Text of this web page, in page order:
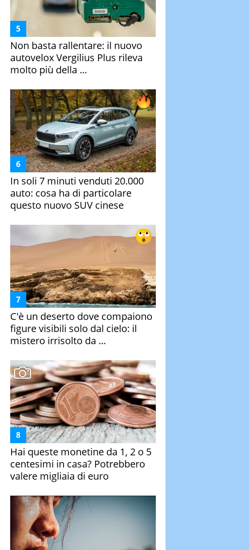
Non basta rallentare: il nuovo
autovelox Vergilius Plus rileva
molto più della ...
In soli 7 minuti venduti 20.000
auto: cosa ha di particolare
questo nuovo SUV cinese
C'è un deserto dove compaiono
figure visibili solo dal cielo: il
mistero irrisolto da ...
Hai queste monetine da 1, 2 o 5
centesimi in casa? Potrebbero
valere migliaia di euro